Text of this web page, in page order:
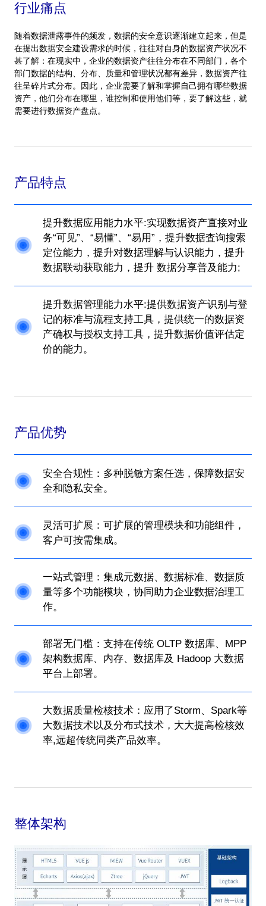
行业痛点
随着数据泄露事件的频发，数据的安全意识逐渐建立起来，但是
在提出数据安全建设需求的时候，往往对自身的数据资产状况不
甚了解：在现实中，企业的数据资产往往分布在不同部门，各个
部门数据的结构、分布、质量和管理状况都有差异，数据资产往
往呈碎片式分布。因此，企业需要了解和掌握自己拥有哪些数据
资产，他们分布在哪里，谁控制和使用他们等，要了解这些，就
需要进行数据资产盘点。
产品特点
提升数据应用能力水平:实现数据资产直接对业
务“可见”、“易懂”、“易用”，提升数据査询搜索
定位能力，提升对数据理解与认识能力，提升
数据联动获取能力，提升 数据分享普及能力;
提升数据管理能力水平:提供数据资产识别与登
记的标准与流程支持工具，提供统一的数据资
产确权与授权支持工具，提升数据价值评估定
价的能力。
产品优势
安全合规性：多种脱敏方案任选，保障数据安
全和隐私安全。
灵活可扩展：可扩展的管理模块和功能组件，
客户可按需集成。
一站式管理：集成元数据、数据标准、数据质
量等多个功能模块，协同助力企业数据治理工
作。
部署无门槛：支持在传统 OLTP 数据库、MPP
架构数据库、内存、数据库及 Hadoop 大数据
平台上部署。
大数据质量检核技术：应用了Storm、Spark等
大数据技术以及分布式技术，大大提高检核效
率,远超传统同类产品效率。
整体架构